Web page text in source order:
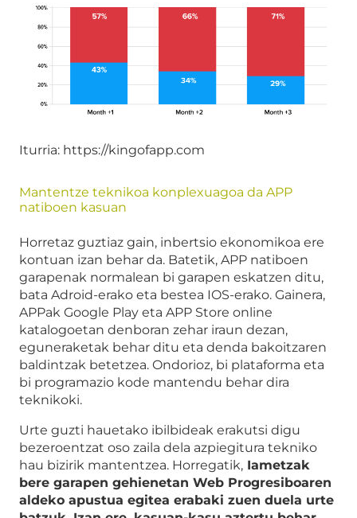
Iturria: https://kingofapp.com
Mantentze teknikoa konplexuagoa da APP
natiboen kasuan
Horretaz guztiaz gain, inbertsio ekonomikoa ere
kontuan izan behar da. Batetik, APP natiboen
garapenak normalean bi garapen eskatzen ditu,
bata Adroid-erako eta bestea IOS-erako. Gainera,
APPak Google Play eta APP Store online
katalogoetan denboran zehar iraun dezan,
eguneraketak behar ditu eta denda bakoitzaren
baldintzak betetzea. Ondorioz, bi plataforma eta
bi programazio kode mantendu behar dira
teknikoki.
Urte guzti hauetako ibilbideak erakutsi digu
bezeroentzat oso zaila dela azpiegitura tekniko
hau bizirik mantentzea. Horregatik, Iametzak
bere garapen gehienetan Web Progresiboaren
aldeko apustua egitea erabaki zuen duela urte